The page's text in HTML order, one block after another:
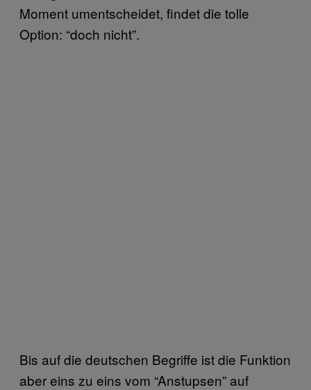
Moment umentscheidet, findet die tolle
Option: “doch nicht”.
Bis auf die deutschen Begriffe ist die Funktion
aber eins zu eins vom “Anstupsen” auf